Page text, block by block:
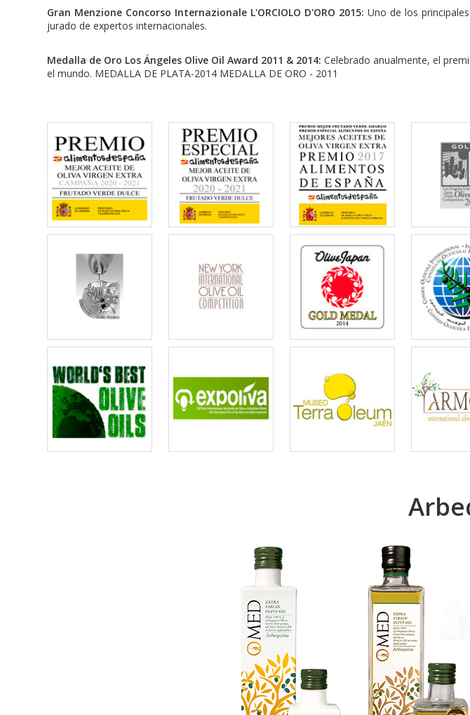
Gran Menzione Concorso Internazionale L'ORCIOLO D'ORO 2015: Uno de los
jurado de expertos internacionales.
Medalla de Oro Los Ángeles Olive Oil Award 2011 & 2014: Celebrado anualmente, el
el mundo. MEDALLA DE PLATA-2014 MEDALLA DE ORO - 2011